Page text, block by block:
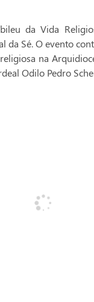
da Vida
da Sé. O evento
na
Odilo Pedro